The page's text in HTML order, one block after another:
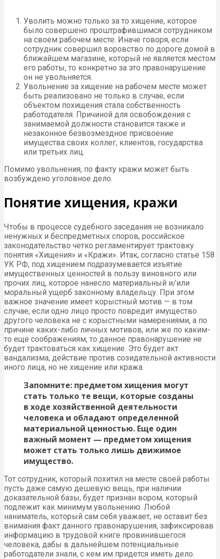
Уволить можно только за то хищение, которое
было совершено проштрафившимся сотрудником
на своем рабочем месте. Иначе говоря, если
сотрудник совершил воровство по дороге домой в
ближайшем магазине, который не является местом
его работы, то конкретно за это правонарушение
он не увольняется.
Увольнение за хищение на рабочем месте может
быть реализовано не только в случае, если
объектом похищения стала собственность
работодателя. Причиной для освобождения с
занимаемой должности становится также и
незаконное безвозмездное присвоение
имущества своих коллег, клиентов, государства
или третьих лиц.
Помимо увольнения, по факту кражи может быть
возбуждено уголовное дело.
Понятие хищения, кражи
Чтобы в процессе судебного заседания не возникало
ненужных и беспредметных споров, российское
законодательство четко регламентирует трактовку
понятия «Хищения» и «Кражи». Итак, согласно статье 158
УК РФ, под хищением подразумевается изъятие
имущественных ценностей в пользу виновного или
прочих лиц, которое нанесло материальный и/или
моральный ущерб законному владельцу. При этом
важное значение имеет корыстный мотив — в том
случае, если одно лицо просто повредит имущество
другого человека не с корыстными намерениями, а по
причине каких-либо личных мотивов, или же по каким-
то еще соображениям, то данное правонарушение не
будет трактоваться как хищение. Это будет акт
вандализма, действие против созидательной активности
иного лица, но не хищение или кража.
Запомните: предметом хищения могут
стать только те вещи, которые созданы
в ходе хозяйственной деятельности
человека и обладают определенной
материальной ценностью. Еще один
важный момент — предметом хищения
может стать только лишь движимое
имущество.
Тот сотрудник, который похитил на месте своей работы
пусть даже самую дешевую вещь, при наличии
доказательной базы, будет признан вором, который
подлежит как минимум увольнению. Любой
наниматель, который сам себя уважает, не оставит без
внимания факт данного правонарушения, зафиксировав
информацию в трудовой книге провинившегося
человека, дабы в дальнейшем потенциальные
работодатели знали, с кем им придется иметь дело.